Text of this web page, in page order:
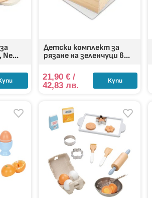
Ne...
Детски комплект за
рязане на зеленчуци в...
21,90 €/
42,83 лв.
Купи